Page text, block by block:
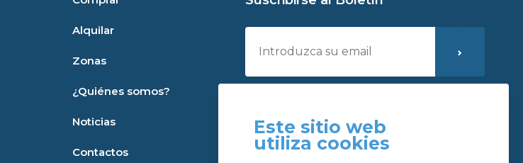
Alquilar
Zonas
¿Quiénes somos?
Noticias
Contactos
Este sitio web
utiliza cookies